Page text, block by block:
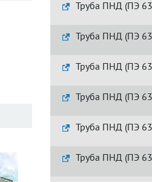
Труба ПНД (ПЭ
Труба ПНД (ПЭ
Труба ПНД (ПЭ
Труба ПНД (ПЭ
Труба ПНД (ПЭ
Труба ПНД (ПЭ